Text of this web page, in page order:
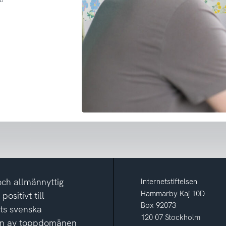
allmännyttig
positivt till
svenska
av toppdomänen
Internetstiftelsen
Hammarby Kaj 10D
Box 92073
120 07 Stockholm